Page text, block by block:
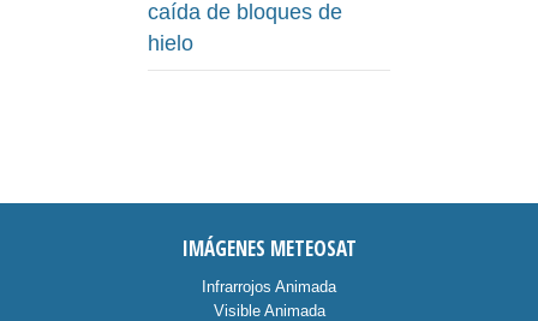
caída de bloques de
hielo
IMÁGENES METEOSAT
Infrarrojos Animada
Visible Animada